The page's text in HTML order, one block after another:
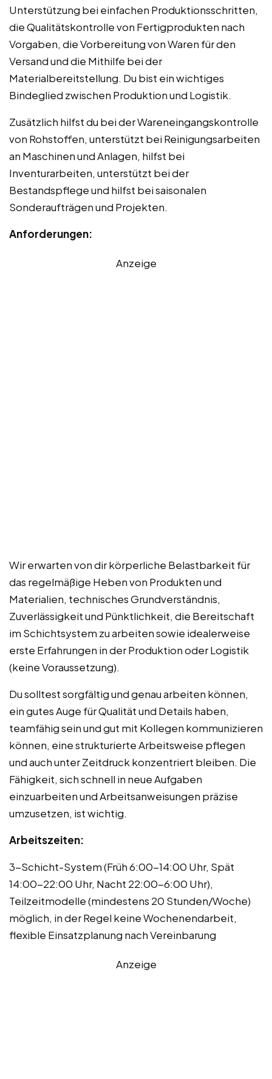
Unterstützung bei einfachen Produktionsschritten,
die Qualitätskontrolle von Fertigprodukten nach
Vorgaben, die Vorbereitung von Waren für den
Versand und die Mithilfe bei der
Materialbereitstellung. Du bist ein wichtiges
Bindeglied zwischen Produktion und Logistik.
Zusätzlich hilfst du bei der Wareneingangskontrolle
von Rohstoffen, unterstützt bei Reinigungsarbeiten
an Maschinen und Anlagen, hilfst bei
Inventurarbeiten, unterstützt bei der
Bestandspflege und hilfst bei saisonalen
Sonderaufträgen und Projekten.
Anforderungen:
Anzeige
Wir erwarten von dir körperliche Belastbarkeit für
das regelmäßige Heben von Produkten und
Materialien, technisches Grundverständnis,
Zuverlässigkeit und Pünktlichkeit, die Bereitschaft
im Schichtsystem zu arbeiten sowie idealerweise
erste Erfahrungen in der Produktion oder Logistik
(keine Voraussetzung).
Du solltest sorgfältig und genau arbeiten können,
ein gutes Auge für Qualität und Details haben,
teamfähig sein und gut mit Kollegen kommunizieren
können, eine strukturierte Arbeitsweise pflegen
und auch unter Zeitdruck konzentriert bleiben. Die
Fähigkeit, sich schnell in neue Aufgaben
einzuarbeiten und Arbeitsanweisungen präzise
umzusetzen, ist wichtig.
Arbeitszeiten:
3-Schicht-System (Früh 6:00-14:00 Uhr, Spät
14:00-22:00 Uhr, Nacht 22:00-6:00 Uhr),
Teilzeitmodelle (mindestens 20 Stunden/Woche)
möglich, in der Regel keine Wochenendarbeit,
flexible Einsatzplanung nach Vereinbarung
Anzeige